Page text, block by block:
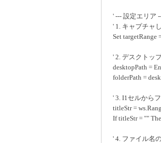
' --- 設定エリア
' 1. キャプチャ
Set targetRange
' 2. デスクトッ
desktopPath =
folderPath =
' 3. I1セルから
titleStr =
If titleStr = ""
' 4. ファイル名